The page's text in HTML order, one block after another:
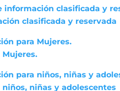
información clasificada y
clasificada y reservada
para Mujeres.
para niños, niñas y
niñas y adolescentes